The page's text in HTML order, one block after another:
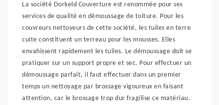
La société Dorkeld Couverture est renommée pour ses
services de qualité en démoussage de toiture. Pour les
couvreurs nettoyeurs de cette société, les tuiles en terre
cuite constituent un terreau pour les mousses. Elles
envahissent rapidement les tuiles. Le démoussage doit se
pratiquer sur un support propre et sec. Pour effectuer un
démoussage parfait, il faut effectuer dans un premier
temps un nettoyage par brossage vigoureux en faisant
attention, car le brossage trop dur fragilise ce matériau.